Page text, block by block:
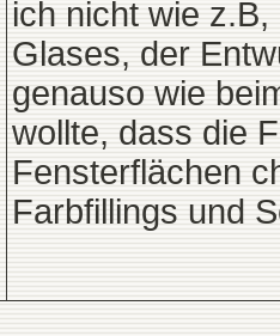
ich nicht wie
Glases, der
genauso wie
wollte, dass die
Fensterflächen
Farbfillings und